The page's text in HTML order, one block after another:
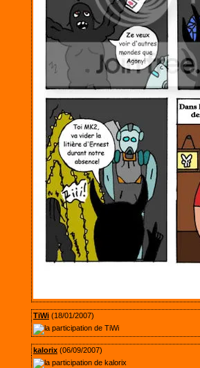
TiWi (18/01/2007)
kalorix (06/09/2007)